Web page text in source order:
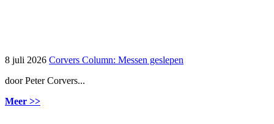
8 juli 2026 Corvers Column: Messen geslepen
door Peter Corvers...
Meer >>